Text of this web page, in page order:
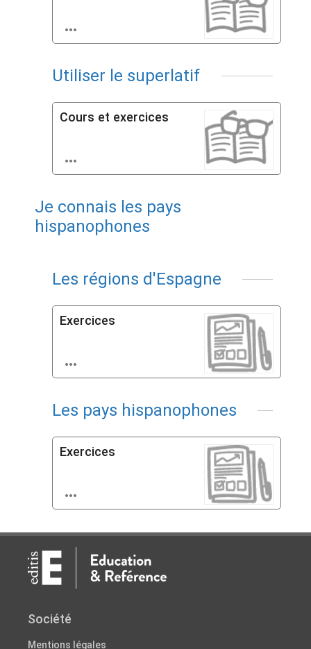

Utiliser le superlatif
Cours et exercices

Je connais les pays
hispanophones
Les régions d'Espagne
Exercices

Les pays hispanophones
Exercices

Société
Mentions légales